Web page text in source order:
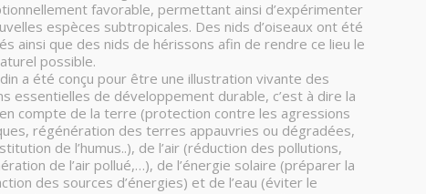
favorable, permettant ainsi d’expérimenter
espèces subtropicales. Des nids d’oiseaux ont été
ainsi que des nids de hérissons afin de rendre ce lieu le
possible.
a été conçu pour être une illustration vivante des
essentielles de développement durable, c’est à dire la
compte de la terre (protection contre les agressions
régénération des terres appauvries ou dégradées,
de l’humus..), de l’air (réduction des pollutions,
de l’air pollué,…), de l’énergie solaire (préparer la
des sources d’énergies) et de l’eau (éviter le